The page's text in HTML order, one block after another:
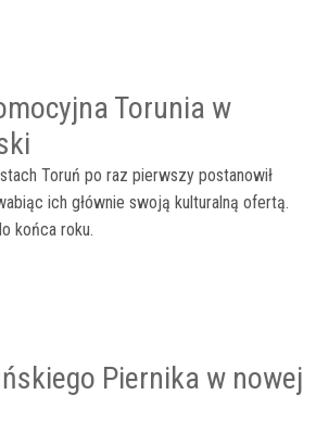
Torunia w
Toruń po raz pierwszy postanowił
ich głównie swoją kulturalną ofertą.
końca roku.
Piernika w nowej